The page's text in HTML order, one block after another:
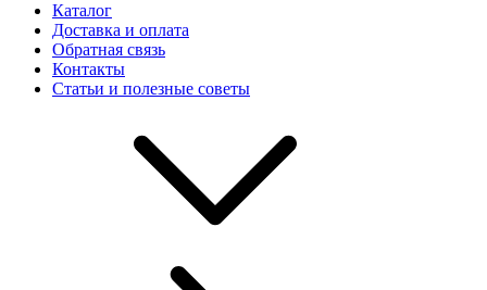
Каталог
Доставка и оплата
Обратная связь
Контакты
Статьи и полезные советы